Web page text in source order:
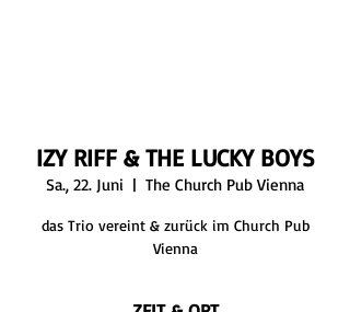
IZY RIFF & THE LUCKY BOYS
Sa., 22. Juni
  |
The Church Pub Vienna
das Trio vereint & zurück im Church Pub
Vienna